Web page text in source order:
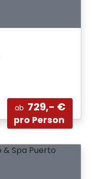
ab 729,- €
pro Person